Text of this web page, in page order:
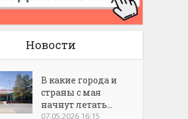
Новости
В какие города и
страны с мая
начнут летать...
07.05.2026 16:15